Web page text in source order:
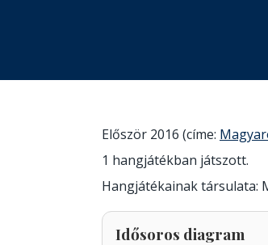
Először 2016 (címe:
1 hangjátékban játszott.
Hangjátékainak társulata:
Idősoros diagram